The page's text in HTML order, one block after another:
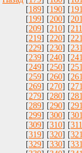
[189] [190] [191
[199] [200] [201
[209] [210] [211
[219] [220] [221
[229] [230] [231
[239] [240] [241
[249] [250] [251
[259] [260] [261
[269] [270] [271
[279] [280] [281
[289] [290] [291
[299] [300] [301
[309] [310] [311
[319] [320] [321
[329] [330] [331